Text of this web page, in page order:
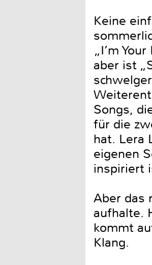
Keine
„I’m
aber ist
Songs,
für die
hat. Lera
eigenen
inspiriert
Aber das
aufhalte.
kommt
Klang.